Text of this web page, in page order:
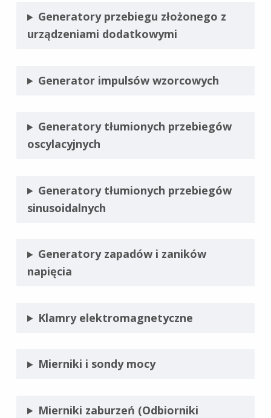
Generatory przebiegu złożonego z
urządzeniami dodatkowymi
Generator impulsów wzorcowych
Generatory tłumionych przebiegów
oscylacyjnych
Generatory tłumionych przebiegów
sinusoidalnych
Generatory zapadów i zaników
napięcia
Klamry elektromagnetyczne
Mierniki i sondy mocy
Mierniki zaburzeń (Odbiorniki